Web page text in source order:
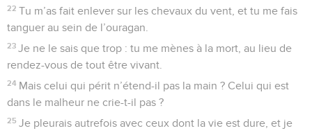
22 Tu m’as fait enlever sur les chevaux du vent, et tu me fais
tanguer au sein de l’ouragan.
23 Je ne le sais que trop : tu me mènes à la mort, au lieu de
rendez-vous de tout être vivant.
24 Mais celui qui périt n’étend-il pas la main ? Celui qui est
dans le malheur ne crie-t-il pas ?
25 Je pleurais autrefois avec ceux dont la vie est dure, et je